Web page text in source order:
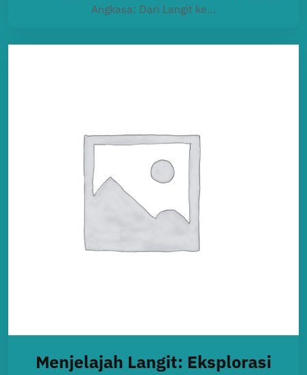
Angkasa: Dari Langit ke…
Menjelajah Langit: Eksplorasi